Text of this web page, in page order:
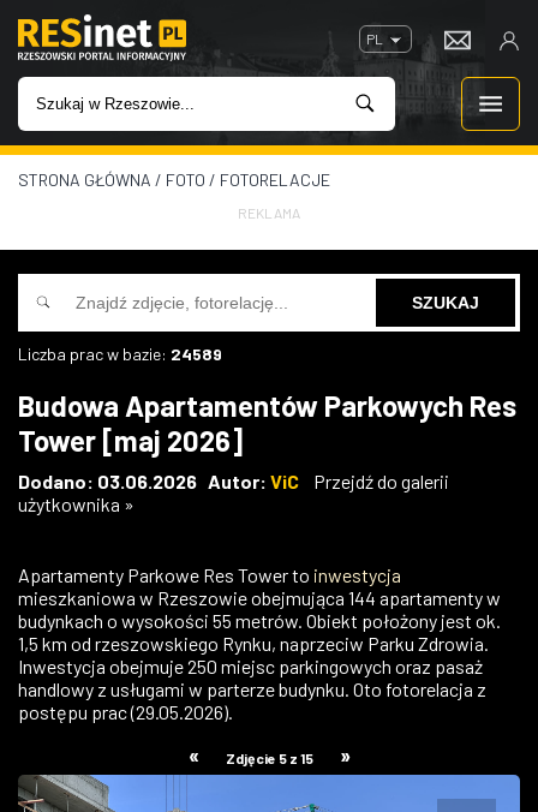
PL
WIADOMOŚCI
INWESTYCJE
IMPREZY
W KINACH
GASTRONOMIA
ZDJĘCIA
W RZESZOWIE
STRONA GŁÓWNA / FOTO / FOTORELACJE
REKLAMA
Liczba prac w bazie: 24589
Budowa Apartamentów Parkowych Res
Tower [maj 2026]
Dodano: 03.06.2026 Autor: ViC
Przejdź do galerii
użytkownika »
Apartamenty Parkowe Res Tower to inwestycja
mieszkaniowa w Rzeszowie obejmująca 144 apartamenty w
budynkach o wysokości 55 metrów. Obiekt położony jest ok.
1,5 km od rzeszowskiego Rynku, naprzeciw Parku Zdrowia.
Inwestycja obejmuje 250 miejsc parkingowych oraz pasaż
handlowy z usługami w parterze budynku. Oto fotorelacja z
postępu prac (29.05.2026).
« Zdjęcie 5 z 15 »